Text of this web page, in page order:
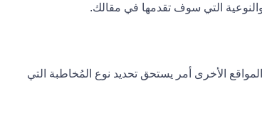
التي سوف تقدمها في مقالك.
الأخرى أمر يستحق تحديد نوع المُخاطبة التي